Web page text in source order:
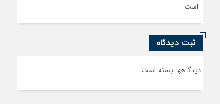
است
ثبت دیدگاه
دیدگاهها بسته است.